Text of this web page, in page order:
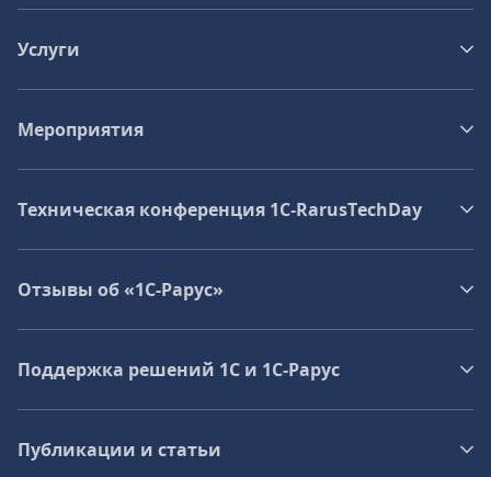
Услуги
Мероприятия
Техническая конференция 1C‑RarusTechDay
Отзывы об «1С-Рарус»
Поддержка решений 1С и 1С‑Рарус
Публикации и статьи